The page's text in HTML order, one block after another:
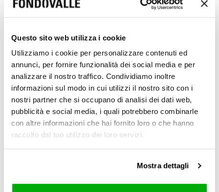
Questo sito web utilizza i cookie
Utilizziamo i cookie per personalizzare contenuti ed
annunci, per fornire funzionalità dei social media e per
analizzare il nostro traffico. Condividiamo inoltre
informazioni sul modo in cui utilizzi il nostro sito con i
nostri partner che si occupano di analisi dei dati web,
pubblicità e social media, i quali potrebbero combinarle
con altre informazioni che hai fornito loro o che hanno
raccolto dal tuo utilizzo dei loro servizi.
Mostra dettagli
Natural (R10)
6 mm / 0.24"
6 mm / 0.24"
8,5 mm / 0.33"
8,5 mm / 0.33"